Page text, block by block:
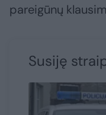
pareigūnų
Susiję